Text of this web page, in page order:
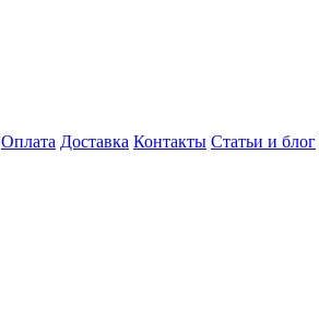
Оплата Доставка Контакты Статьи и блог